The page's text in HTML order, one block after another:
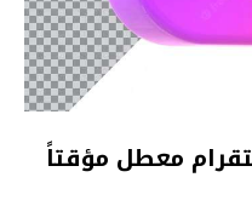
معطل مؤقتاً